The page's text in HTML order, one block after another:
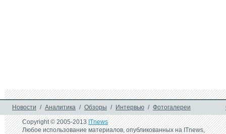
Новости / Аналитика / Обзоры / Интервью / Фотогалереи
Copyright © 2005-2013ITnews
Любое использование материалов, опубликованных на ITnews,